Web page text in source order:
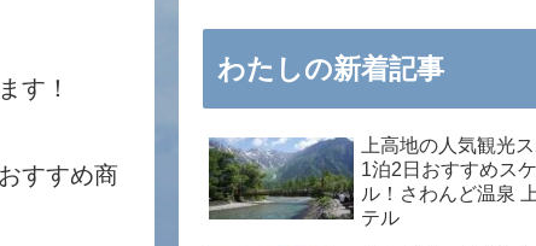
す！
すすめ商
わたしの新着記事
上高地の人気観光
1泊2日おすすめス
ル！さわんど温泉
テル